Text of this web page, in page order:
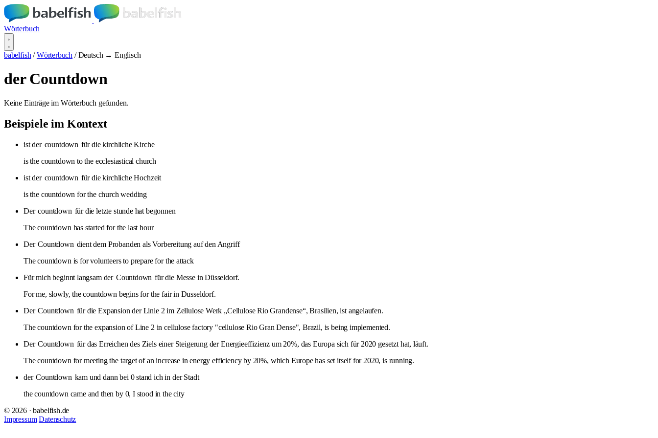
Wörterbuch
babelfish / Wörterbuch / Deutsch → Englisch
der Countdown
Keine Einträge im Wörterbuch gefunden.
Beispiele im Kontext
ist der countdown für die kirchliche Kirche
is the countdown to the ecclesiastical church
ist der countdown für die kirchliche Hochzeit
is the countdown for the church wedding
Der countdown für die letzte stunde hat begonnen
The countdown has started for the last hour
Der Countdown dient dem Probanden als Vorbereitung auf den Angriff
The countdown is for volunteers to prepare for the attack
Für mich beginnt langsam der Countdown für die Messe in Düsseldorf.
For me, slowly, the countdown begins for the fair in Dusseldorf.
Der Countdown für die Expansion der Linie 2 im Zellulose Werk „Cellulose Rio Grandense“, Brasilien, ist angelaufen.
The countdown for the expansion of Line 2 in cellulose factory "cellulose Rio Gran Dense", Brazil, is being implemented.
Der Countdown für das Erreichen des Ziels einer Steigerung der Energieeffizienz um 20%, das Europa sich für 2020 gesetzt hat, läuft.
The countdown for meeting the target of an increase in energy efficiency by 20%, which Europe has set itself for 2020, is running.
der Countdown kam und dann bei 0 stand ich in der Stadt
the countdown came and then by 0, I stood in the city
© 2026 · babelfish.de
Impressum Datenschutz